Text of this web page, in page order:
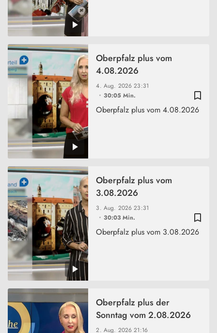
bookmark_border
4. Aug. 202623:31
30:05 Min.
Oberpfalz plus vom
4.08.2026
Oberpfalz plus vom 4.08.2026
bookmark_border
3. Aug. 202623:31
30:03 Min.
Oberpfalz plus vom
3.08.2026
Oberpfalz plus vom 3.08.2026
2. Aug. 202621:16
Oberpfalz plus der
Sonntag vom 2.08.2026